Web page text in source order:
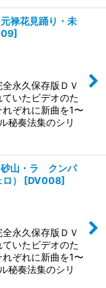
禄花見踊り・未
]
永久保存版ＤＶ
いたビデオのた
ぞれに新曲を1〜
秘奏法集のシリ
砂山・ラ クンパ
）
[DV008]
永久保存版ＤＶ
いたビデオのた
ぞれに新曲を1〜
秘奏法集のシリ